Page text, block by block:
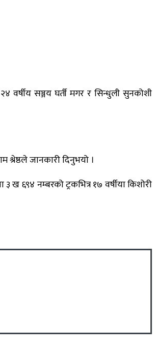
वर्षीय सञ्जय घर्ती मगर र सिन्धुली सुनकोशी
श्रेष्ठले जानकारी दिनुभयो ।
ख ६९४ नम्बरको ट्रकभित्र १७ वर्षीया किशोरी